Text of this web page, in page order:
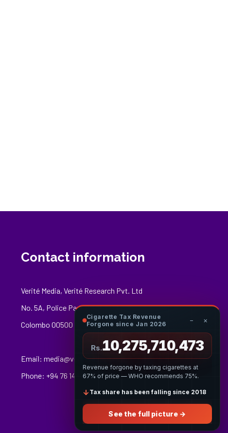
Contact information
Verité Media, Verité Research Pvt. Ltd
No. 5A, Police Park Place,
Colombo 00500
Email: media@veriteresearch.org
Phone: +94 76 148 8544
Cigarette Tax Revenue
Forgone since Jan 2026
− ×
Rs.10,275,711,012
Revenue forgone by taxing cigarettes at
67% of price — WHO recommends 75%.
↓ Tax share has been falling since 2018
See the full picture →